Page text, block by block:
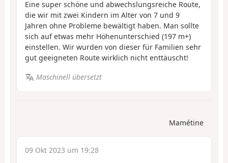
Eine super schöne und abwechslungsreiche Route,
die wir mit zwei Kindern im Alter von 7 und 9
Jahren ohne Probleme bewältigt haben. Man sollte
sich auf etwas mehr Höhenunterschied (197 m+)
einstellen. Wir wurden von dieser für Familien sehr
gut geeigneten Route wirklich nicht enttäuscht!
Maschinell übersetzt
Mamétine
09 Okt 2023 um 19:28